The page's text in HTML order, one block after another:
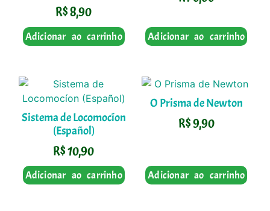
R$8,90
Adicionar ao carrinho Adicionar ao carrinho
Sistema de Locomocíon
(Español)
R$10,90
Adicionar ao carrinho
O Prisma de Newton
R$9,90
Adicionar ao carrinho